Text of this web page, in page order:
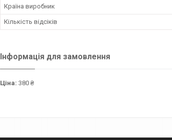
Країна виробник
Кількість відсіків
Інформація для замовлення
Ціна: 380 ₴